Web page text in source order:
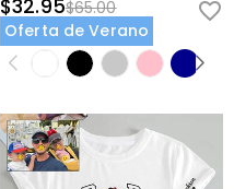
$32.95$65.00
Oferta de Verano